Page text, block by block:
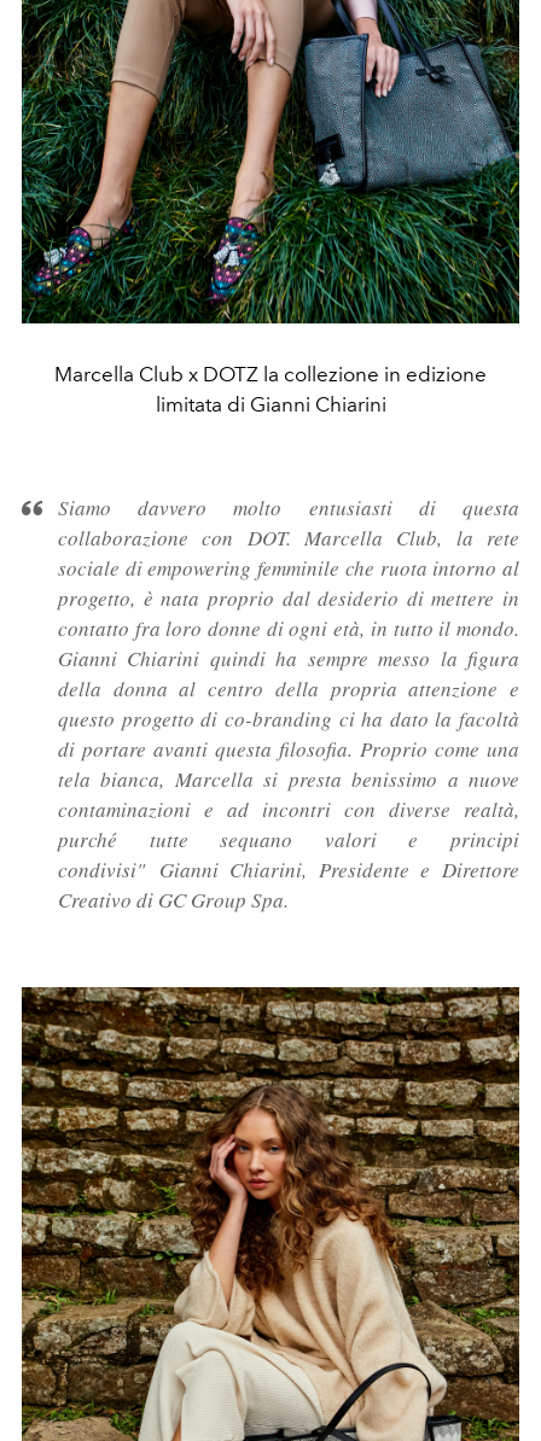
Marcella Club x DOTZ la collezione in edizione
limitata di Gianni Chiarini
Siamo davvero molto entusiasti di questa
collaborazione con DOT. Marcella Club, la rete
sociale di empowering femminile che ruota intorno al
progetto, è nata proprio dal desiderio di mettere in
contatto fra loro donne di ogni età, in tutto il mondo.
Gianni Chiarini quindi ha sempre messo la figura
della donna al centro della propria attenzione e
questo progetto di co-branding ci ha dato la facoltà
di portare avanti questa filosofia. Proprio come una
tela bianca, Marcella si presta benissimo a nuove
contaminazioni e ad incontri con diverse realtà,
purché tutte sequano valori e principi
condivisi" Gianni Chiarini, Presidente e Direttore
Creativo di GC Group Spa.